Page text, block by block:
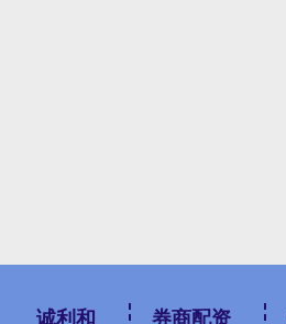
诚利和 券商配资